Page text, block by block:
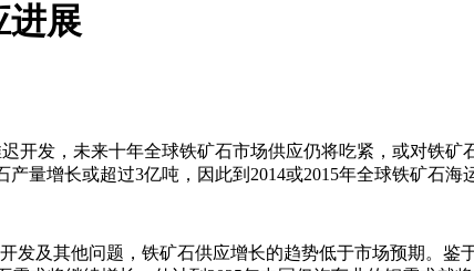
进展
开发，未来十年全球铁矿石市场供应仍将吃紧，或对铁
量增长或超过3亿吨，因此到2014或2015年全球铁矿石海
发及其他问题，铁矿石供应增长的趋势低于市场预期。